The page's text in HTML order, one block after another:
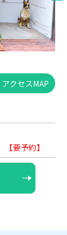
アクセスMAP
【要予約】